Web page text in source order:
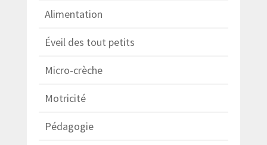
Alimentation
Éveil des tout petits
Micro-crèche
Motricité
Pédagogie